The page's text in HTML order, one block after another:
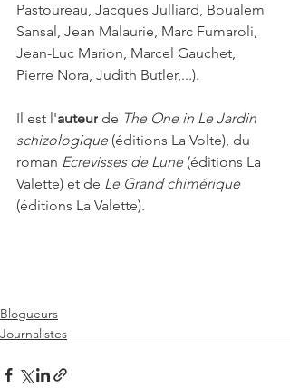
Pastoureau, Jacques Julliard, Boualem
Sansal, Jean Malaurie, Marc Fumaroli,
Jean-Luc Marion, Marcel Gauchet,
Pierre Nora, Judith Butler,...).
Il est l'auteur de The One in Le Jardin
schizologique (éditions La Volte), du
roman Ecrevisses de Lune (éditions La
Valette) et de Le Grand chimérique
(éditions La Valette).
Blogueurs
Journalistes